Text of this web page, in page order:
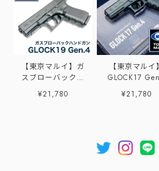
【東京マルイ】ガ
スブローバック
GLOCK19 Gen.4
¥21,780
【東京マルイ】
GLOCK17
ガスブローバッ
ハンドガン
¥21,780